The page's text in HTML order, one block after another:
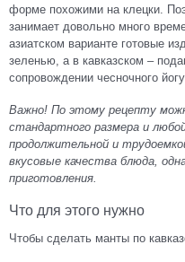
форме похожими на клецки.
занимает довольно много
азиатском варианте готовые
зеленью, а в кавказском –
сопровождении чесночного
Важно! По этому рецепту
стандартного размера и
продолжительной и
вкусовые качества блюда,
приготовления.
Что для этого нужно
Чтобы сделать манты по